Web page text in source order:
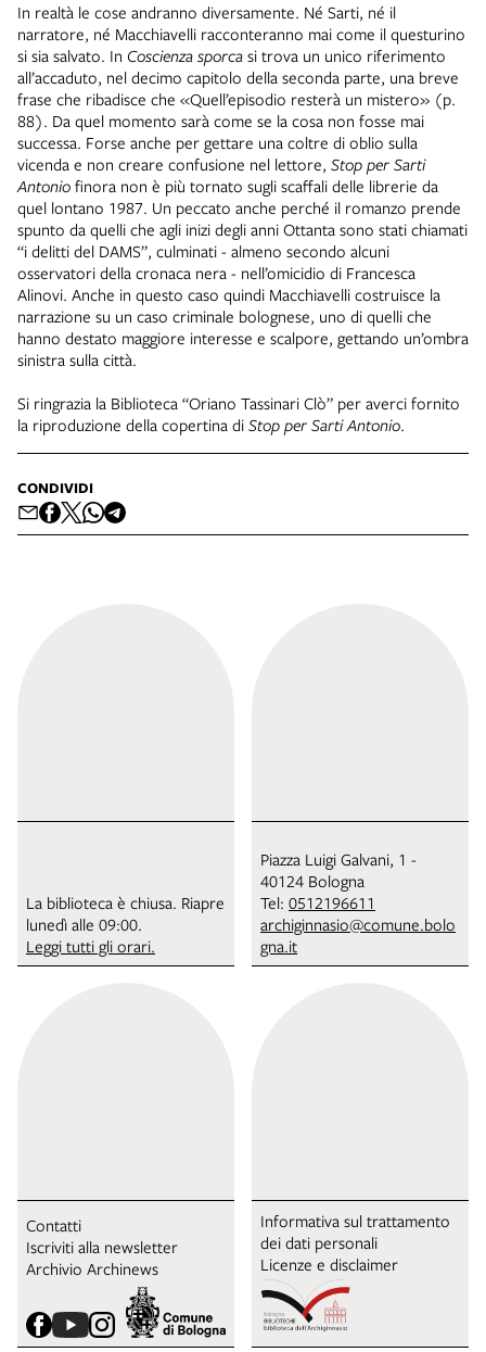
In realtà le cose andranno diversamente. Né Sarti, né il
narratore, né Macchiavelli racconteranno mai come il questurino
si sia salvato. In Coscienza sporca si trova un unico riferimento
all’accaduto, nel decimo capitolo della seconda parte, una breve
frase che ribadisce che «Quell’episodio resterà un mistero» (p.
88). Da quel momento sarà come se la cosa non fosse mai
successa. Forse anche per gettare una coltre di oblio sulla
vicenda e non creare confusione nel lettore, Stop per Sarti
Antonio finora non è più tornato sugli scaffali delle librerie da
quel lontano 1987. Un peccato anche perché il romanzo prende
spunto da quelli che agli inizi degli anni Ottanta sono stati chiamati
“i delitti del DAMS”, culminati - almeno secondo alcuni
osservatori della cronaca nera - nell’omicidio di Francesca
Alinovi. Anche in questo caso quindi Macchiavelli costruisce la
narrazione su un caso criminale bolognese, uno di quelli che
hanno destato maggiore interesse e scalpore, gettando un’ombra
sinistra sulla città.
Si ringrazia la Biblioteca “Oriano Tassinari Clò” per averci fornito
la riproduzione della copertina di Stop per Sarti Antonio.
CONDIVIDI
La biblioteca è chiusa. Riapre
lunedì alle 09:00.
Leggi tutti gli orari.
Piazza Luigi Galvani, 1 -
40124 Bologna
Tel: 0512196611
archiginnasio@comune.bolo
gna.it
Contatti
Iscriviti alla newsletter
Archivio Archinews
Informativa sul trattamento
dei dati personali
Licenze e disclaimer